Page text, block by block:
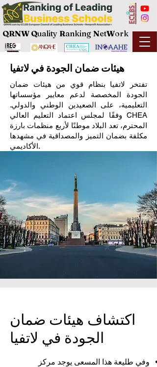
QRNW Quality Ranking NetWork
هيئات ضمان الجودة في لاتفيا
تفتخر لاتفيا بنظام قوي من هيئات ضمان
الجودة المخصصة لدعم معايير مؤسساتها
التعليمية، على الصعيدين الوطني والدولي.
وفقًا لمجلس اعتماد التعليم العالي CHEA
المحترم، تعد البلاد موطنًا لأربع منظمات بارزة
مكلفة بضمان التميز والمصداقية في مشهدها
الأكاديمي.
اكتشاف هيئات ضمان
الجودة في لاتفيا
وفي طليعة هذا المسعى يوجد مركز